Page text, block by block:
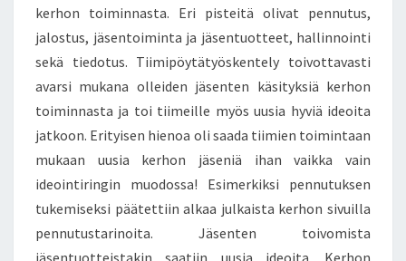
kerhon toiminnasta. Eri pisteitä olivat pennutus,
jalostus, jäsentoiminta ja jäsentuotteet, hallinnointi
sekä tiedotus. Tiimipöytätyöskentely toivottavasti
avarsi mukana olleiden jäsenten käsityksiä kerhon
toiminnasta ja toi tiimeille myös uusia hyviä ideoita
jatkoon. Erityisen hienoa oli saada tiimien toimintaan
mukaan uusia kerhon jäseniä ihan vaikka vain
ideointiringin muodossa! Esimerkiksi pennutuksen
tukemiseksi päätettiin alkaa julkaista kerhon sivuilla
pennutustarinoita. Jäsenten toivomista
jäsentuotteistakin saatiin uusia ideoita. Kerhon